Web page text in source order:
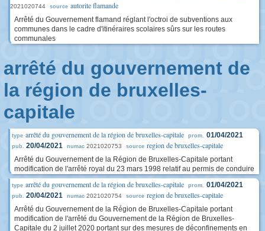
2021020744 source autorite flamande
Arrêté du Gouvernement flamand réglant l'octroi de subventions aux
communes dans le cadre d'itinéraires scolaires sûrs sur les routes
communales
arrêté du gouvernement de
la région de bruxelles-
capitale
type arrêté du gouvernement de la région de bruxelles-capitale prom. 01/04/2021
pub. 20/04/2021 numac 2021020753 source region de bruxelles-capitale
Arrêté du Gouvernement de la Région de Bruxelles-Capitale portant
modification de l'arrêté royal du 23 mars 1998 relatif au permis de conduire
type arrêté du gouvernement de la région de bruxelles-capitale prom. 01/04/2021
pub. 20/04/2021 numac 2021020754 source region de bruxelles-capitale
Arrêté du Gouvernement de la Région de Bruxelles-Capitale portant
modification de l'arrêté du Gouvernement de la Région de Bruxelles-
Capitale du 2 juillet 2020 portant sur des mesures de déconfinements en